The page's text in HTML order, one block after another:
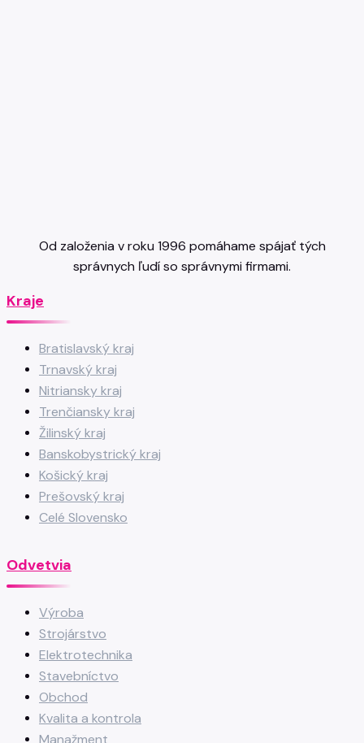
Od založenia v roku 1996 pomáhame spájať tých
správnych ľudí so správnymi firmami.
Kraje
Bratislavský kraj
Trnavský kraj
Nitriansky kraj
Trenčiansky kraj
Žilinský kraj
Banskobystrický kraj
Košický kraj
Prešovský kraj
Celé Slovensko
Odvetvia
Výroba
Strojárstvo
Elektrotechnika
Stavebníctvo
Obchod
Kvalita a kontrola
Manažment